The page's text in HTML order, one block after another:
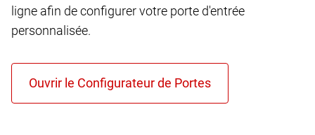
ligne afin de configurer votre porte d'entrée
personnalisée.